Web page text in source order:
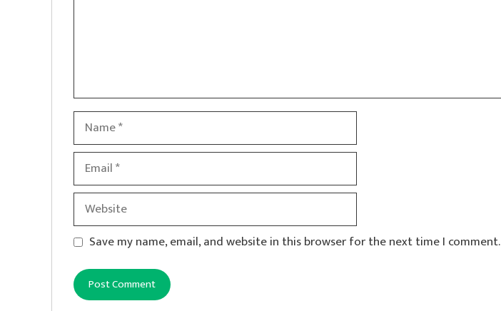
Name
Email
Website
Save my name, email, and website in this browser for the next time I comment.